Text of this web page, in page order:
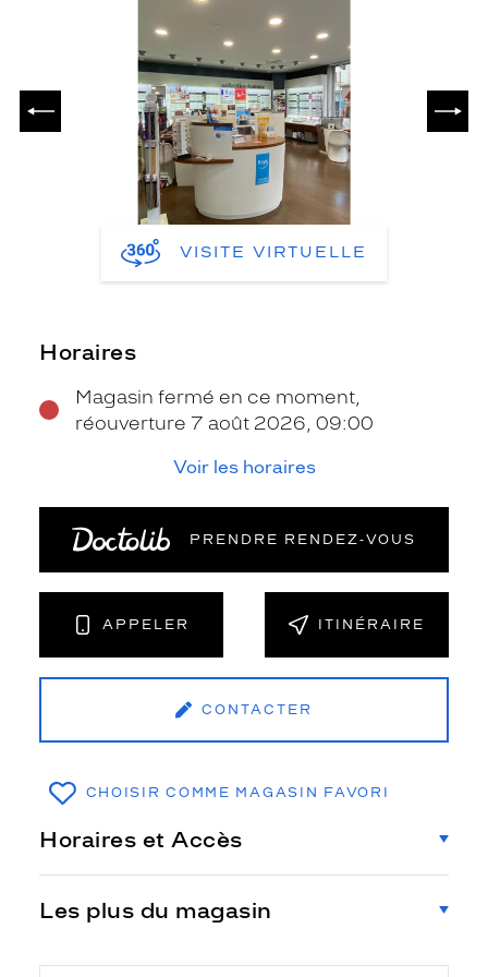
PRÉCÉDENT
VISITE VIRTUELLE
Horaires
Magasin fermé en ce moment,
réouverture 7 août 2026, 09:00
Voir les horaires
PRENDRE RENDEZ‑VOUS
APPELER ITINÉRAIRE
CONTACTER
CHOISIR COMME MAGASIN FAVORI
Horaires et Accès
Les plus du magasin